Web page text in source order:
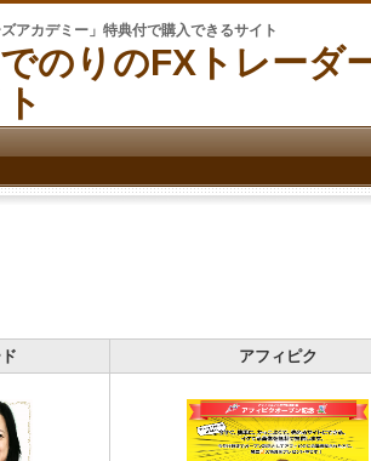
アカデミー」特典付で購入できるサイト
のりのFXトレーダ
アフィピク